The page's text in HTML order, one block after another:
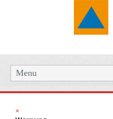
Menu
×